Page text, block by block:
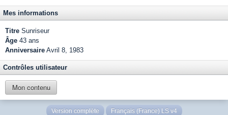
Mes informations
Titre Sunriseur
Âge 43 ans
Anniversaire Avril 8, 1983
Contrôles utilisateur
Mon contenu
Version complète Français (France) LS v4